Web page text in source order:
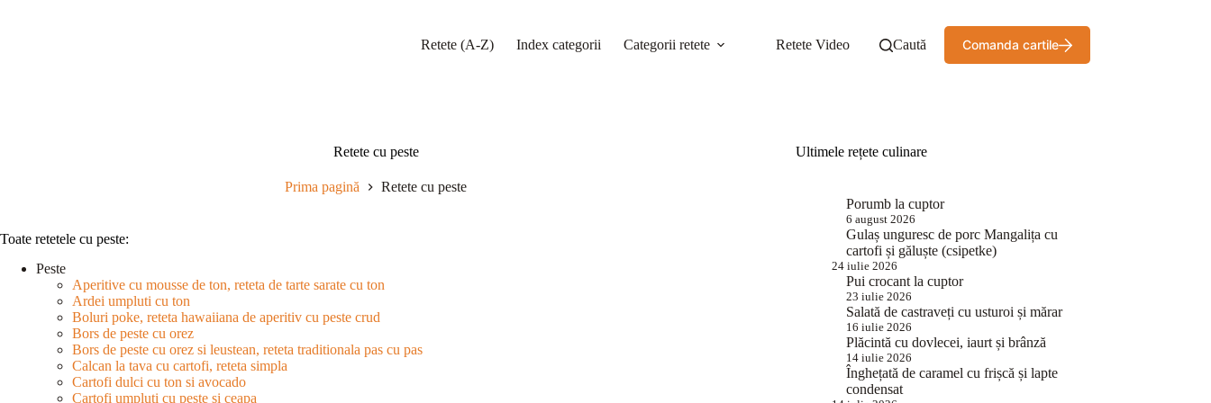
Retete (A-Z) Index categorii Categorii retete Retete Video Caută Comanda cartile
Retete cu peste
Prima pagină Retete cu peste
Toate retetele cu peste:
Peste
Aperitive cu mousse de ton, reteta de tarte sarate cu ton
Ardei umpluti cu ton
Boluri poke, reteta hawaiiana de aperitiv cu peste crud
Bors de peste cu orez
Bors de peste cu orez si leustean, reteta traditionala pas cu pas
Calcan la tava cu cartofi, reteta simpla
Cartofi dulci cu ton si avocado
Cartofi umpluti cu peste si ceapa
Ultimele rețete culinare
Porumb la cuptor
6 august 2026
Gulaș unguresc de porc Mangalița cu
cartofi și găluște (csipetke)
24 iulie 2026
Pui crocant la cuptor
23 iulie 2026
Salată de castraveți cu usturoi și mărar
16 iulie 2026
Plăcintă cu dovlecei, iaurt și brânză
14 iulie 2026
Înghețată de caramel cu frișcă și lapte
condensat